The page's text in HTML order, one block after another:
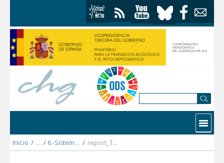
Contactar
Inicio / 6.-Sistema_Genil / report_TUA_Canal_Cubillas_2022_DEFINITIVO.pdf